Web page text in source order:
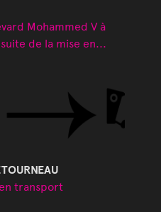
Mohammed V à
de la mise en...
transport